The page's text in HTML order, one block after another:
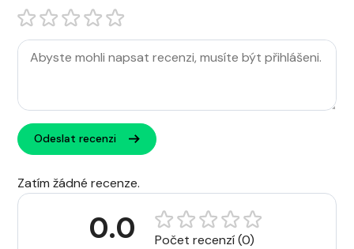
Odeslat recenzi
Zatím žádné recenze.
0.0 Počet recenzí (0)